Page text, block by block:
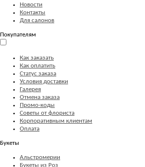
Новости
Контакты
Для салонов
Покупателям
Как заказать
Как оплатить
Статус заказа
Условия доставки
Галерея
Отмена заказа
Промо-коды
Советы от флориста
Корпоративным клиентам
Оплата
Букеты
Альстромерии
Букеты из Роз